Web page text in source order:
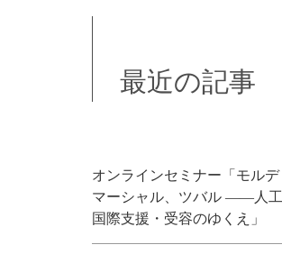
最近の記事
オンラインセミナー「モルデ
マーシャル、ツバル ――人工
国際支援・受容のゆくえ」